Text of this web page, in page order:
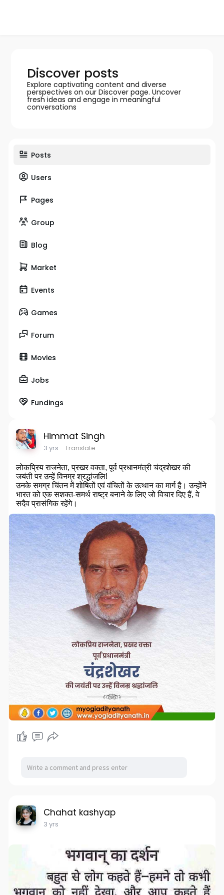
Discover posts
Explore captivating content and diverse
perspectives on our Discover page. Uncover
fresh ideas and engage in meaningful
conversations
Posts
Users
Pages
Group
Blog
Market
Events
Games
Forum
Movies
Jobs
Fundings
Himmat Singh
3 yrs - Translate
लोकप्रिय राजनेता, प्रखर वक्ता, पूर्व प्रधानमंत्री चंद्रशेखर की
जयंती पर उन्हें विनम्र श्रद्धांजलि!
उनके समग्र चिंतन में शोषितों एवं वंचितों के उत्थान का मार्ग है। उन्होंने
भारत को एक सशक्त-समर्थ राष्ट्र बनाने के लिए जो विचार दिए हैं, वे
सदैव प्रासंगिक रहेंगे।
Chahat kashyap
3 yrs